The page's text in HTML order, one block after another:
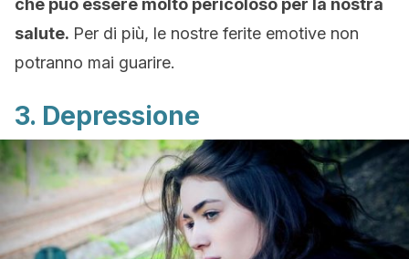
che può essere molto pericoloso per la nostra
salute. Per di più, le nostre ferite emotive non
potranno mai guarire.
3. Depressione